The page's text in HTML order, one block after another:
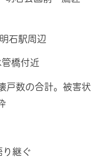
駅周辺
橋付近
戸数の合計。被害状
継ぐ